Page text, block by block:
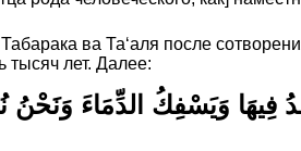
ва Та‘аля после
тысяч лет. Далее:
فِيهَا وَيَسْفِكُ الدِّمَاءَ